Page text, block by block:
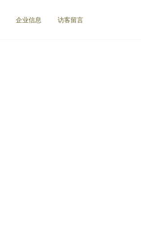
企业信息 访客留言